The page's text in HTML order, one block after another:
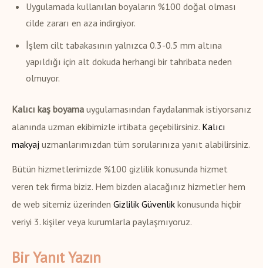
Uygulamada kullanılan boyaların %100 doğal olması
cilde zararı en aza indirgiyor.
İşlem cilt tabakasının yalnızca 0.3-0.5 mm altına
yapıldığı için alt dokuda herhangi bir tahribata neden
olmuyor.
Kalıcı kaş boyama uygulamasından faydalanmak istiyorsanız
alanında uzman ekibimizle irtibata geçebilirsiniz. Kalıcı
makyaj uzmanlarımızdan tüm sorularınıza yanıt alabilirsiniz.
Bütün hizmetlerimizde %100 gizlilik konusunda hizmet
veren tek firma biziz. Hem bizden alacağınız hizmetler hem
de web sitemiz üzerinden Gizlilik Güvenlik konusunda hiçbir
veriyi 3. kişiler veya kurumlarla paylaşmıyoruz.
Bir Yanıt Yazın